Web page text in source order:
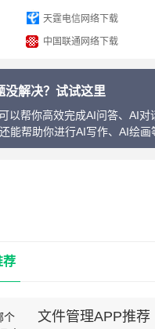
天霆电信网络下载
中国联通网络下载
没解决？试试这里
以帮你高效完成AI问答、AI
能帮助你进行AI写作、AI绘画
荐
文件管理APP推荐